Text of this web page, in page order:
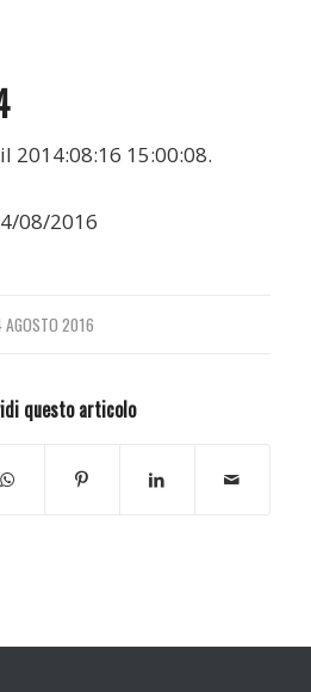
2014:08:16 15:00:08.
08/2016
AGOSTO 2016
questo articolo